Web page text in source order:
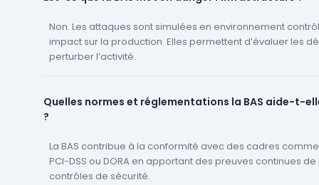
Non. Les attaques sont simulées en environnement
impact sur la production. Elles permettent d’évaluer les
perturber l’activité.
Quelles normes et réglementations la BAS aide-t-
?
La BAS contribue à la conformité avec des cadres comme
PCI-DSS ou DORA en apportant des preuves continues
contrôles de sécurité.